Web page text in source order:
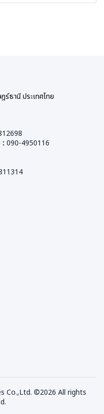
ร์ธานี ประเทศไทย
: 090-4950116
Co.,Ltd. ©2026 All rights